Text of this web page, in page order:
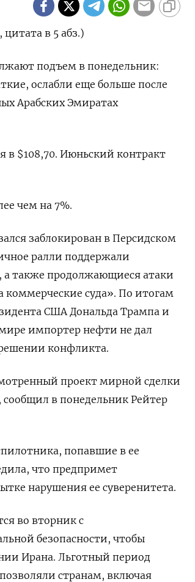
в 5 абз.)
подъем в понедельник:
ослабли еще больше после
Арабских Эмиратах
​в $108,70. Июньский контракт
‌чем на 7%.
заблокирован в Персидском
ралли поддержали
‌а также продолжающиеся атаки
​суда». По итогам
США Дональда ‌Трампа и
импортер нефти не дал
конфликта.
проект мирной ​сделки
в понедельник Рейтер
попавшие в ее
что предпримет
нарушения ее суверенитета.
во вторник ⁠с
безопасности, чтобы
Ирана. Льготный ‌период
странам, включая